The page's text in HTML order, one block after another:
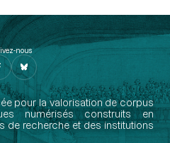
nous
pour la valorisation de corpus
numérisés construits en
de recherche et des institutions